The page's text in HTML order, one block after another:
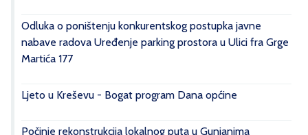
Odluka o poništenju konkurentskog postupka javne
nabave radova Uređenje parking prostora u Ulici fra Grge
Martića 177
Ljeto u Kreševu - Bogat program Dana općine
Počinje rekonstrukcija lokalnog puta u Gunjanima